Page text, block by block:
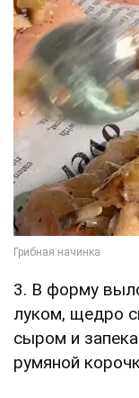
3. В форму
луком, щедро
сыром и
румяной